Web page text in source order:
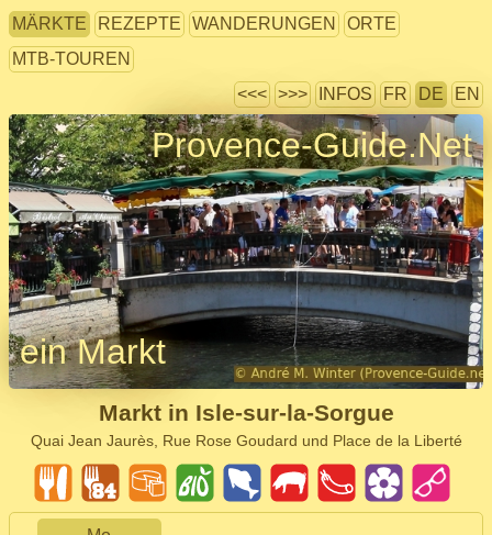
MÄRKTE REZEPTE WANDERUNGEN
ORTE
MTB-TOUREN
<<< >>> INFOS FR DE EN
Provence-Guide.Net
ein Markt
Markt in Isle-sur-la-Sorgue
Quai Jean Jaurès, Rue Rose Goudard und Place de la Liberté